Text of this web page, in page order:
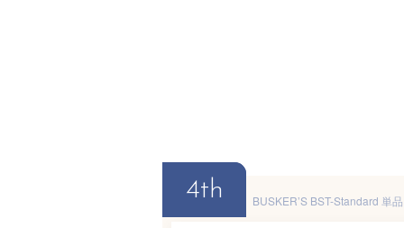
4th